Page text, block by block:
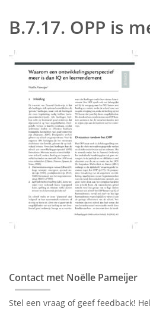
B.7.17. OPP is
Contact met Noëlle Pameijer
Stel een vraag of geef feedback!